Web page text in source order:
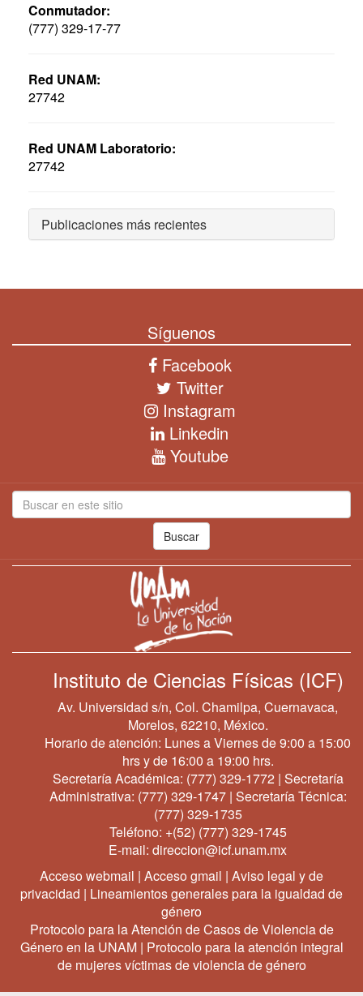
Conmutador:
(777) 329-17-77
Red UNAM:
27742
Red UNAM Laboratorio:
27742
Publicaciones más recientes
Síguenos
Facebook
Twitter
Instagram
Linkedin
Youtube
Buscar
Instituto de Ciencias Físicas (ICF)
Av. Universidad s/n, Col. Chamilpa, Cuernavaca,
Morelos, 62210, México.
Horario de atención: Lunes a Viernes de 9:00 a 15:00
hrs y de 16:00 a 19:00 hrs.
Secretaría Académica: (777) 329-1772 | Secretaría
Administrativa: (777) 329-1747| Secretaría Técnica:
(777) 329-1735
Teléfono: +(52) (777) 329-1745
E-mail: direccion@icf.unam.mx
Acceso webmail | Acceso gmail | Aviso legal y de
privacidad | Lineamientos generales para la igualdad de
género
Protocolo para la Atención de Casos de Violencia de
Género en la UNAM| Protocolo para la atención integral
de mujeres víctimas de violencia de género